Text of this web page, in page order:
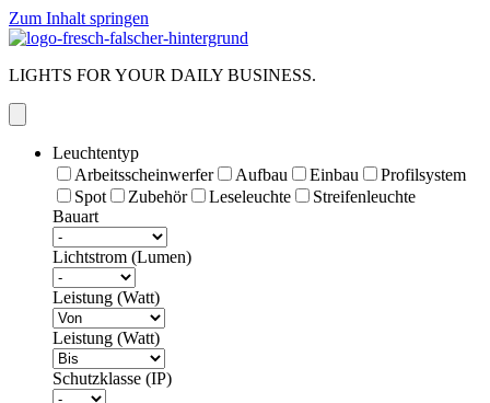
Zum Inhalt springen
LIGHTS FOR YOUR DAILY BUSINESS.
Leuchtentyp
Arbeitsscheinwerfer
Aufbau Einbau
Profilsystem
Spot
Zubehör Leseleuchte
Streifenleuchte
Bauart
Lichtstrom (Lumen)
Leistung (Watt)
Leistung (Watt)
Schutzklasse (IP)